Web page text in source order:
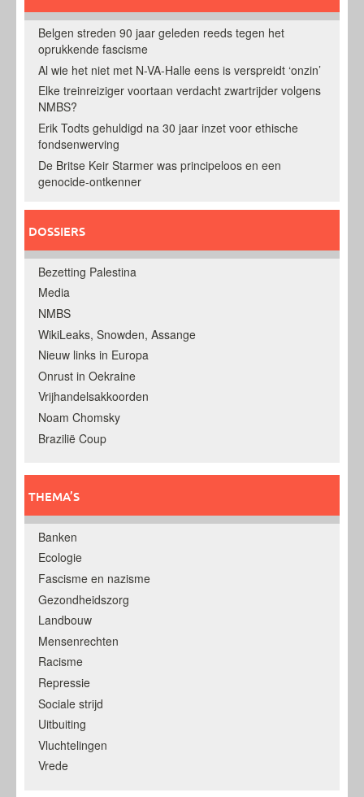
Belgen streden 90 jaar geleden reeds tegen het
oprukkende fascisme
Al wie het niet met N-VA-Halle eens is verspreidt ‘onzin’
Elke treinreiziger voortaan verdacht zwartrijder volgens
NMBS?
Erik Todts gehuldigd na 30 jaar inzet voor ethische
fondsenwerving
De Britse Keir Starmer was principeloos en een
genocide-ontkenner
DOSSIERS
Bezetting Palestina
Media
NMBS
WikiLeaks, Snowden, Assange
Nieuw links in Europa
Onrust in Oekraine
Vrijhandelsakkoorden
Noam Chomsky
Brazilië Coup
THEMA’S
Banken
Ecologie
Fascisme en nazisme
Gezondheidszorg
Landbouw
Mensenrechten
Racisme
Repressie
Sociale strijd
Uitbuiting
Vluchtelingen
Vrede